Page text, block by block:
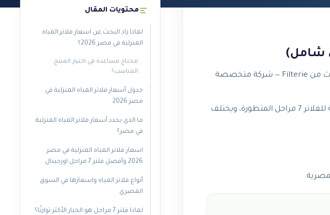
فأنت هنا في الدليل الأحدث من Filterie — شركة متخصصة
تتراوح أسعار فلاتر المياه المنزلية في مصر 2026 بين 1,199 جنيه للفلتر 5 مراحل و 7,299 جنية للفلاتر 7 مراحل المتطورة، ويختلف
محتويات المقال
لماذا زاد البحث عن اسعار فلاتر المياه
المنزلية في مصر 2026؟
محتاج مساعدة في اختيار المنتج
المناسب؟
جدول أسعار فلاتر المياه المنزلية في
مصر 2026
ما الذي يحدد أسعار فلاتر المياه المنزلية
في مصر؟
اسعار فلاتر المياه المنزلية في مصر
2026 وأفضل فلتر 7 مراحل اورجينال
أنواع فلاتر المياه واسعارها في السوق
المصري
لماذا فلتر 7 مراحل هو الخيار الأكثر توازنًا؟